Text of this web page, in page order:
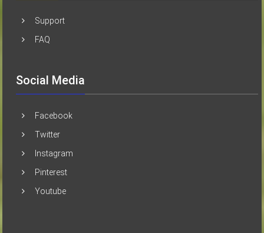
Support
FAQ
Social Media
Facebook
Twitter
Instagram
Pinterest
Youtube